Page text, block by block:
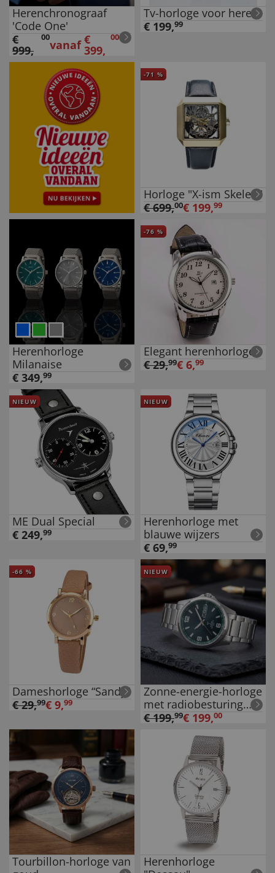
Herenchronograaf
'Code One'
€
999,
00vanaf €
399,
00
Tv-horloge voor heren
€ 199,99
-71 %
Horloge "X-ism Skelett"
€699,00€ 199,99
Herenhorloge
Milanaise
€ 349,99
-76 %
Elegant herenhorloge
€29,99€ 6,99
NIEUW
ME Dual Special
€ 249,99
NIEUW
Herenhorloge met
blauwe wijzers
€ 69,99
-66 %
Dameshorloge “Sandy”
€29,99€ 9,99
NIEUW
Zonne-energie-horloge
met radiobesturing
"Titan"
€199,99€ 199,00
Tourbillon-horloge van
Herenhorloge